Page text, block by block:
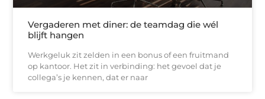
Vergaderen met diner: de teamdag die wél
blijft hangen
Werkgeluk zit zelden in een bonus of een fruitmand
op kantoor. Het zit in verbinding: het gevoel dat je
collega’s je kennen, dat er naar